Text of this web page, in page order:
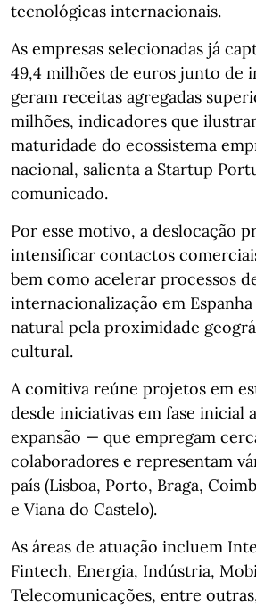
tecnológicas internacionais.
As empresas selecionadas já
49,4 milhões de euros junto de
geram receitas agregadas
milhões, indicadores que
maturidade do ecossistema
nacional, salienta a Startup
comunicado.
Por esse motivo, a deslocação
intensificar contactos
bem como acelerar processos
internacionalização em
natural pela proximidade
cultural.
A comitiva reúne projetos em
desde iniciativas em fase inicial
expansão — que empregam
colaboradores e representam
país (Lisboa, Porto, Braga,
e Viana do Castelo).
As áreas de atuação incluem
Fintech, Energia, Indústria,
Telecomunicações, entre